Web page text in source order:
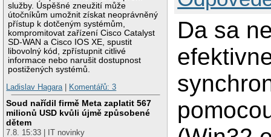
služby. Úspěšné zneužití může
útočníkům umožnit získat neoprávněný
přístup k dotčeným systémům,
kompromitovat zařízení Cisco Catalyst
SD-WAN a Cisco IOS XE, spustit
libovolný kód, zpřístupnit citlivé
informace nebo narušit dostupnost
postižených systémů.
Ladislav Hagara| Komentářů: 3
Soud nařídil firmě Meta zaplatit 567
milionů USD kvůli újmě způsobené
dětem
7.8. 15:33 | IT novinky
Da sa